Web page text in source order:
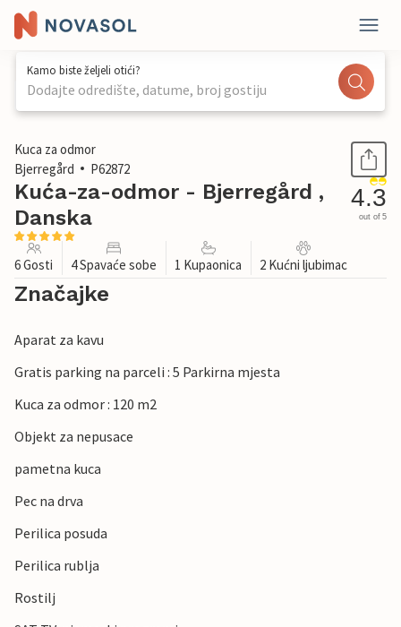
Kamo biste željeli otići?
Dodajte odredište, datume, broj gostiju
1 / 20
Kuca za odmor
Bjerregård
P62872
Kuća-za-odmor - Bjerregård ,
Danska
4.3
out of 5
6 Gosti 4 Spavaće sobe 1 Kupaonica 2 Kućni ljubimac
Značajke
Aparat za kavu
Gratis parking na parceli : 5 Parkirna mjesta
Kuca za odmor : 120 m2
Objekt za nepusace
pametna kuca
Pec na drva
Perilica posuda
Perilica rublja
Rostilj